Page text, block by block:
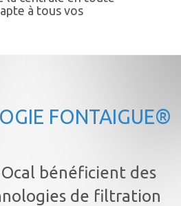
à tous vos
FONTAIGUE®
bénéficient des
de filtration